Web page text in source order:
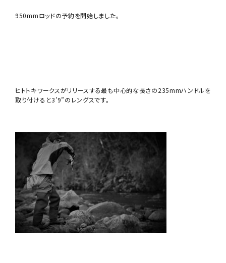
950mmロッドの予約を開始しました。
ヒトトキワークスがリリースする最も中心的な長さの235mmハンドルを
取り付けると3’9”のレングスです。